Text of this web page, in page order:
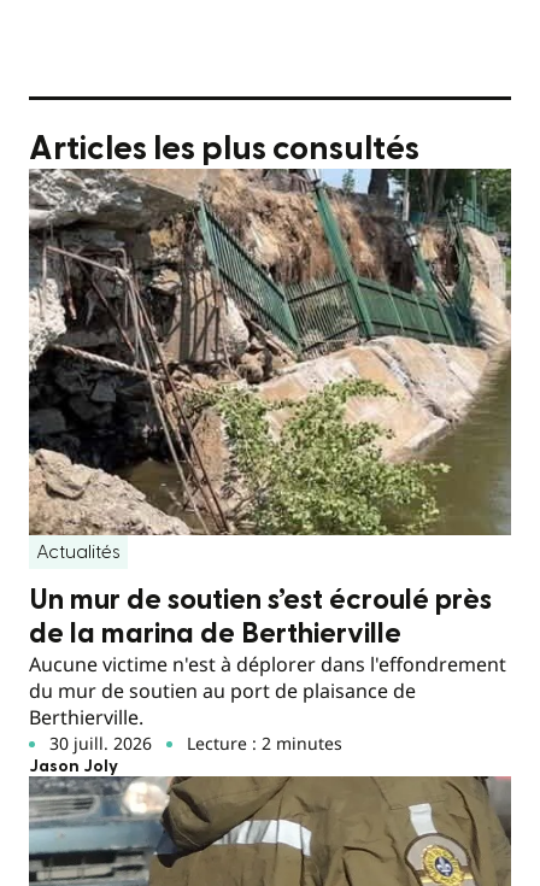
Articles les plus consultés
Actualités
Un mur de soutien s’est écroulé près
de la marina de Berthierville
Aucune victime n'est à déplorer dans l'effondrement
du mur de soutien au port de plaisance de
Berthierville.
30 juill. 2026 Lecture : 2 minutes
Jason Joly